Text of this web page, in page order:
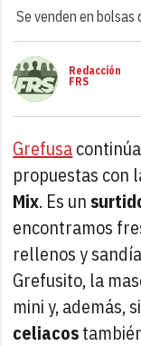
Se venden en bolsas
Redacción
FRS
Grefusa
propuestas con
Mix. Es un
encontramos
rellenos y
Grefusito, la
mini y, además,
celiacos